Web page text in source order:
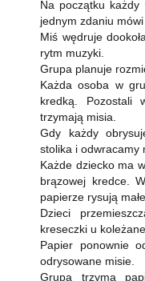
Na początku
jednym zdaniu mówi
Miś wędruje
rytm muzyki.
Grupa planuje
Każda osoba w
kredką. Pozostali
trzymają misia.
Gdy każdy
stolika i odwracamy
Każde dziecko ma
brązowej kredce.
papierze rysują
Dzieci
kreseczki u
Papier ponownie
odrysowane misie.
Grupa trzyma